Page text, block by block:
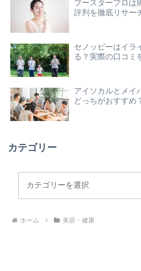
ブースタープロは
評判を徹底リサー
セノッピーはイラ
る？実際の口コミ
アイソカルとメイ
どっちがおすすめ
カテゴリー
ホーム 美容・健康